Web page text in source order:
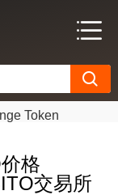
Token
格
交易所